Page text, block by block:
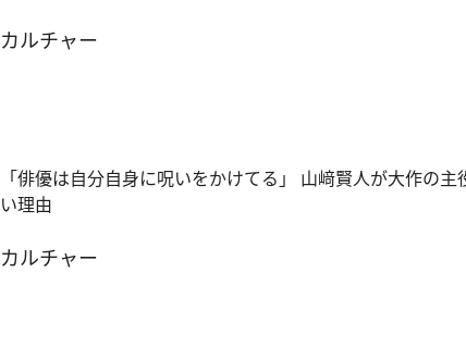
カルチャー
「俳優は自分自身に呪いをかけてる」 山﨑賢人が大作の
い理由
カルチャー